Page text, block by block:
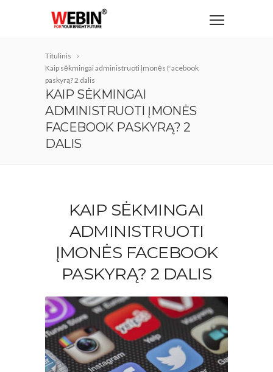
Titulinis
Kaip sėkmingai administruoti įmonės Facebook
paskyrą? 2 dalis
KAIP SĖKMINGAI
ADMINISTRUOTI ĮMONĖS
FACEBOOK PASKYRĄ? 2
DALIS
KAIP SĖKMINGAI
ADMINISTRUOTI
ĮMONĖS FACEBOOK
PASKYRĄ? 2 DALIS